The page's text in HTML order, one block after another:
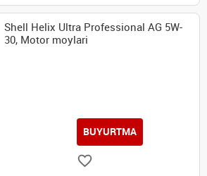
Shell Helix Ultra Professional AG 5W-
30, Motor moylari
BUYURTMA